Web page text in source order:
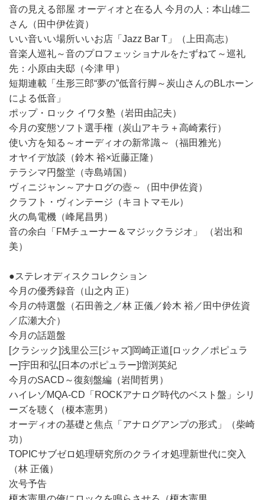
音の見える部屋 オーディオと在る人 今月の人：本山雄二
さん（田中伊佐資）
いい音いい場所いいお店「Jazz Bar T」（上田高志）
音楽人巡礼～音のプロフェッショナルをたずねて～巡礼
先：小原由夫邸（今津 甲）
短期連載「生形三郎“夢の”低音行脚～炭山さんのBLホーン
による低音」
ポップ・ロック イワタ塾（岩田由記夫）
今月の変態ソフト選手権（炭山アキラ＋高崎素行）
使い方を知る～オーディオの新常識～（福田雅光）
オヤイデ放談（鈴木 裕×近藤正隆）
テラシマ円盤堂（寺島靖国）
ヴィニジャン～アナログの壺～（田中伊佐資）
クラフト・ヴィンテージ（キヨトマモル）
火の鳥電機（峰尾昌男）
音の余白「FMチューナー＆マジックラジオ」 （岩出和
美）
●ステレオディスクコレクション
今月の優秀録音（山之内 正）
今月の特選盤（石田善之／林 正儀／鈴木 裕／田中伊佐資
／広瀬大介）
今月の話題盤
[クラシック]浅里公三[ジャズ]岡崎正道[ロック／ポピュラ
ー]宇田和弘[日本のポピュラー]増渕英紀
今月のSACD～復刻盤編（岩間哲男）
ハイレゾMQA-CD「ROCKアナログ時代のベスト盤」シリ
ーズを聴く（榎本憲男）
オーディオの基礎と焦点「アナログアンプの形式」（柴崎
功）
TOPICサブゼロ処理研究所のクライオ処理新世代に突入
（林 正儀）
次号予告